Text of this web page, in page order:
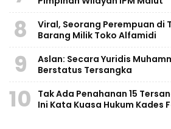
8
Viral, Seorang Perempuan di
Barang Milik Toko Alfamidi
9
Aslan: Secara Yuridis
Berstatus Tersangka
10
Tak Ada Penahanan 15
Ini Kata Kuasa Hukum Kades